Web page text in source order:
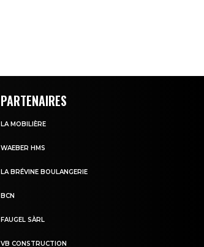
PARTENAIRES
LA MOBILIÈRE
WAEBER HMS
LA BRÉVINE BOULANGERIE
BCN
FAUGEL SÀRL
VB CONSTRUCTION